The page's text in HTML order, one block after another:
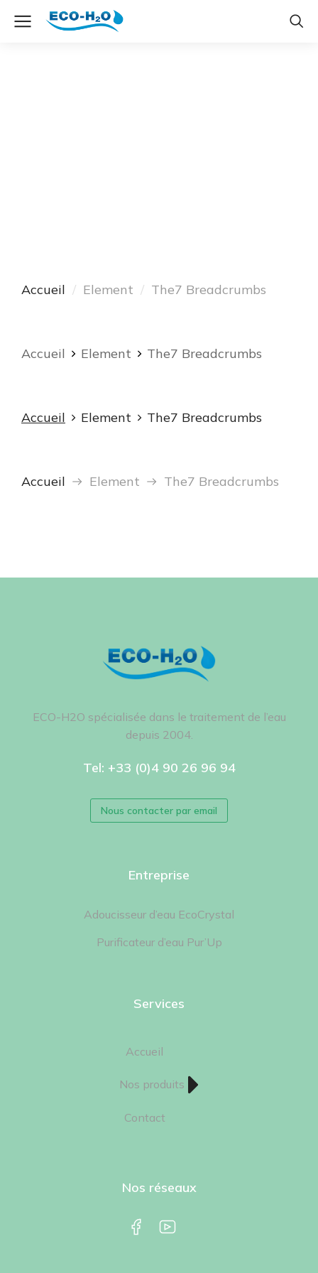
Vous êtes ici :
Accueil Element The7 Breadcrumbs
Vous êtes ici :
Accueil Element The7 Breadcrumbs
Vous êtes ici :
Accueil Element The7 Breadcrumbs
Vous êtes ici :
Accueil Element The7 Breadcrumbs
ECO-H2O spécialisée dans le traitement de l’eau
depuis 2004.
Tel: +33 (0)4 90 26 96 94
Nous contacter par email
Entreprise
Adoucisseur d’eau EcoCrystal
Purificateur d’eau Pur’Up
Services
Accueil
Nos produits
Contact
Nos réseaux